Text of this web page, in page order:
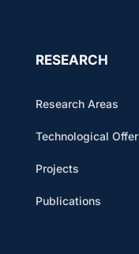
RESEARCH
Research Areas
Technological Offer
Projects
Publications